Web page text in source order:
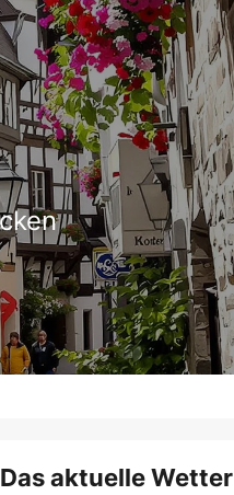
Das aktuelle Wetter